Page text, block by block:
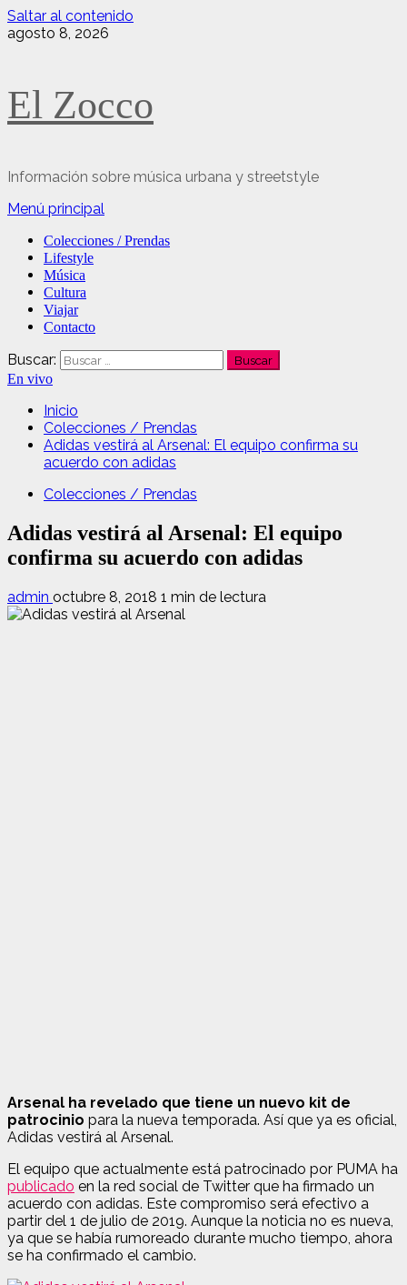
Saltar al contenido
agosto 8, 2026
El Zocco
Información sobre música urbana y streetstyle
Menú principal
Colecciones / Prendas
Lifestyle
Música
Cultura
Viajar
Contacto
Buscar:
En vivo
Inicio
Colecciones / Prendas
Adidas vestirá al Arsenal: El equipo confirma su
acuerdo con adidas
Colecciones / Prendas
Adidas vestirá al Arsenal: El equipo
confirma su acuerdo con adidas
admin octubre 8, 2018 1 min de lectura
Arsenal ha revelado que tiene un nuevo kit de
patrocinio para la nueva temporada. Así que ya es oficial,
Adidas vestirá al Arsenal.
El equipo que actualmente está patrocinado por PUMA ha
publicado en la red social de Twitter que ha firmado un
acuerdo con adidas. Este compromiso será efectivo a
partir del 1 de julio de 2019. Aunque la noticia no es nueva,
ya que se había rumoreado durante mucho tiempo, ahora
se ha confirmado el cambio.